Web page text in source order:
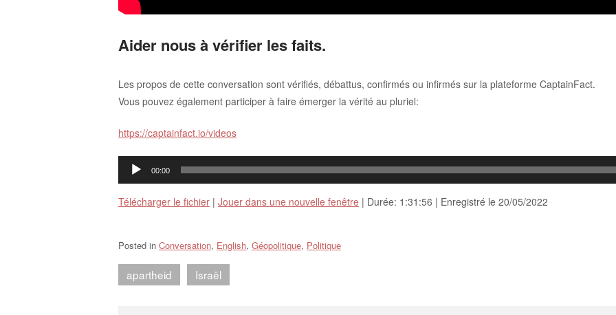
Aider nous à vérifier les faits.
Les propos de cette conversation sont vérifiés, débattus, confirmés ou infirmés sur la plateforme CaptainFact.
Vous pouvez également participer à faire émerger la vérité au pluriel:
https://captainfact.io/videos
Lecteur
audio
00:00
Télécharger le fichier | Jouer dans une nouvelle fenêtre | Durée: 1:31:56 | Enregistré le 20/05/2022
Posted in Conversation, English, Géopolitique, Politique
apartheid Israël